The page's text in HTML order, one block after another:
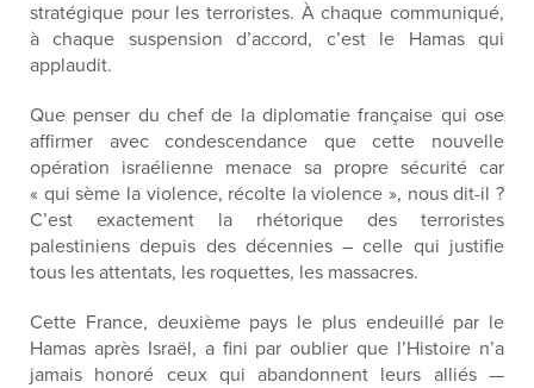
stratégique pour les terroristes. À chaque communiqué,
à chaque suspension d’accord, c’est le Hamas qui
applaudit.
Que penser du chef de la diplomatie française qui ose
affirmer avec condescendance que cette nouvelle
opération israélienne menace sa propre sécurité car
« qui sème la violence, récolte la violence », nous dit-il ?
C’est exactement la rhétorique des terroristes
palestiniens depuis des décennies – celle qui justifie
tous les attentats, les roquettes, les massacres.
Cette France, deuxième pays le plus endeuillé par le
Hamas après Israël, a fini par oublier que l’Histoire n’a
jamais honoré ceux qui abandonnent leurs alliés —